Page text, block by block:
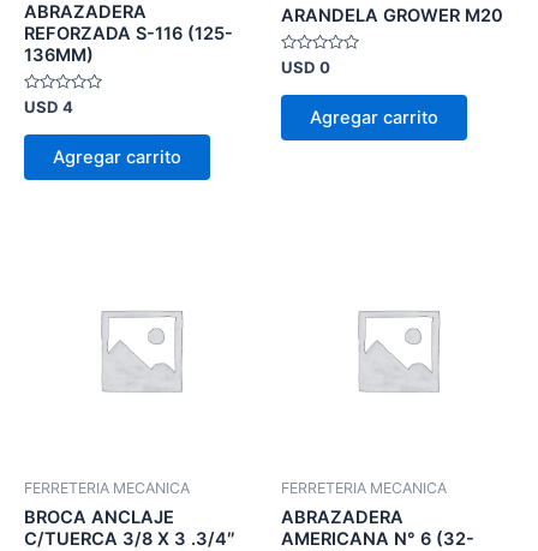
ABRAZADERA
REFORZADA S-116 (125-
136MM)
Valorado
0
USD 4
Agregar carrito
ARANDELA GROWER M20
Valorado
0
USD 0
Agregar carrito
FERRETERIA MECANICA
BROCA ANCLAJE
C/TUERCA 3/8 X 3 .3/4″
FERRETERIA MECANICA
ABRAZADERA
AMERICANA N° 6 (32-